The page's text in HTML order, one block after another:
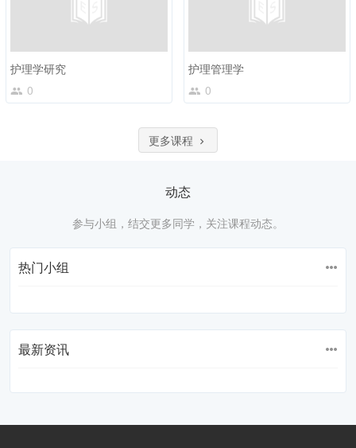
护理学研究
0
护理管理学
0
更多课程
动态
参与小组，结交更多同学，关注课程动态。
热门小组
最新资讯